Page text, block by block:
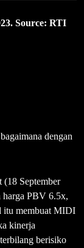
Source: RTI
dengan
(18 September
harga PBV 6.5x,
itu membuat MIDI
kinerja
berisiko